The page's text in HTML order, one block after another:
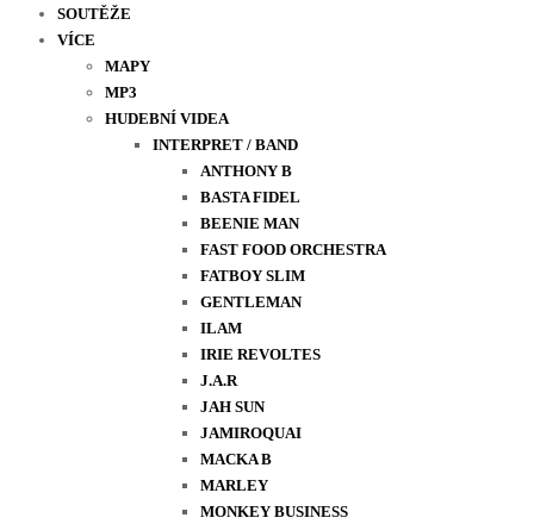
SOUTĚŽE
VÍCE
MAPY
MP3
HUDEBNÍ VIDEA
INTERPRET / BAND
ANTHONY B
BASTA FIDEL
BEENIE MAN
FAST FOOD ORCHESTRA
FATBOY SLIM
GENTLEMAN
ILAM
IRIE REVOLTES
J.A.R
JAH SUN
JAMIROQUAI
MACKA B
MARLEY
MONKEY BUSINESS